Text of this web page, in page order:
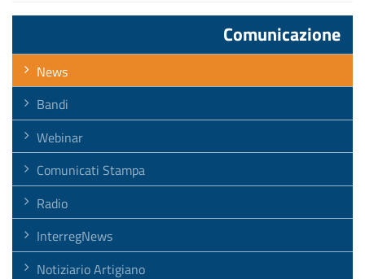
Comunicazione
News
Bandi
Webinar
Comunicati Stampa
Radio
InterregNews
Notiziario Artigiano